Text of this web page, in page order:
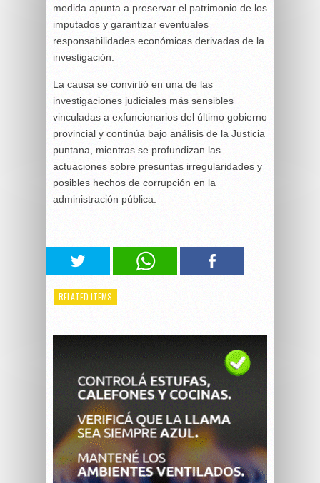
medida apunta a preservar el patrimonio de los
imputados y garantizar eventuales
responsabilidades económicas derivadas de la
investigación.
La causa se convirtió en una de las
investigaciones judiciales más sensibles
vinculadas a exfuncionarios del último gobierno
provincial y continúa bajo análisis de la Justicia
puntana, mientras se profundizan las
actuaciones sobre presuntas irregularidades y
posibles hechos de corrupción en la
administración pública.
RELATED ITEMS